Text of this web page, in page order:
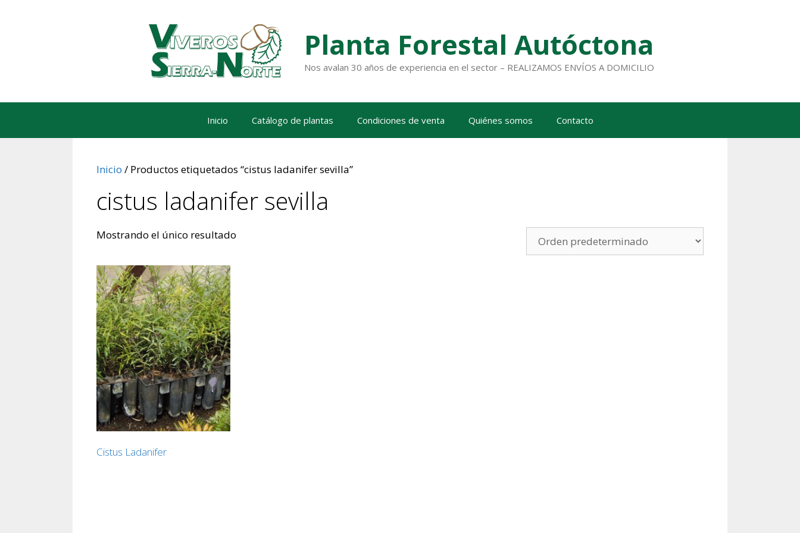
Planta Forestal Autóctona
Nos avalan 30 años de experiencia en el sector – REALIZAMOS ENVÍOS A DOMICILIO
Inicio Catálogo de plantas Condiciones de venta Quiénes somos Contacto
Inicio / Productos etiquetados “cistus ladanifer sevilla”
cistus ladanifer sevilla
Mostrando el único resultado
Cistus Ladanifer